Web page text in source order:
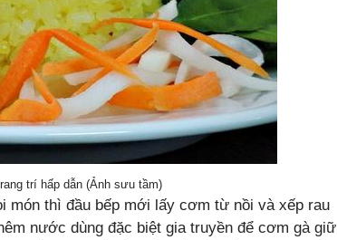
trí hấp dẫn (Ảnh sưu tầm)
món thì đầu bếp mới lấy cơm từ nồi và xếp rau
nước dùng đặc biệt gia truyền để cơm gà giữ